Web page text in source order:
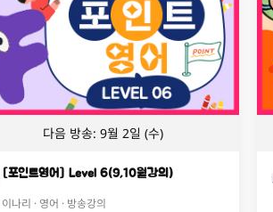
다음 방송: 9월 2일 (수)
[포인트영어] Level 6(9,10월강의)
이나리 · 영어 · 방송강의